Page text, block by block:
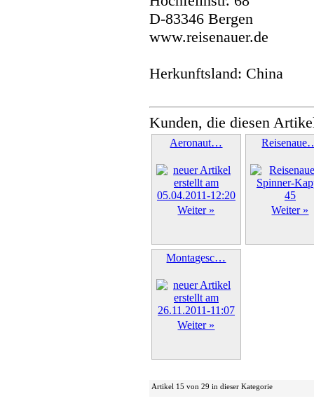
D-83346 Bergen
www.reisenauer.de
Herkunftsland: China
Kunden, die diesen
Aeronaut…
Weiter » Weiter »
Montagesc…
Weiter »
Artikel 15 von 29 in dieser Kategorie